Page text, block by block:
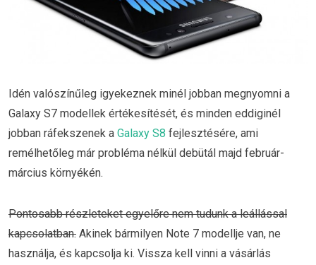
Idén valószínűleg igyekeznek minél jobban megnyomni a
Galaxy S7 modellek értékesítését, és minden eddiginél
jobban ráfekszenek a Galaxy S8 fejlesztésére, ami
remélhetőleg már probléma nélkül debütál majd február-
március környékén.
Pontosabb részleteket egyelőre nem tudunk a leállással
kapcsolatban. Akinek bármilyen Note 7 modellje van, ne
használja, és kapcsolja ki. Vissza kell vinni a vásárlás